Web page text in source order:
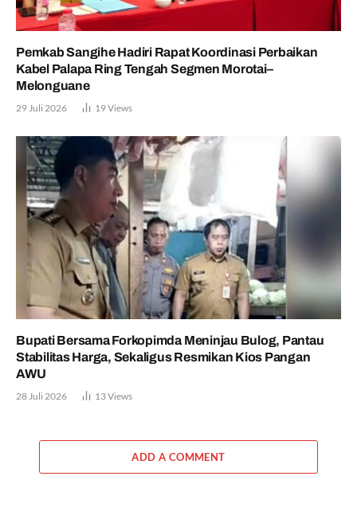
Pemkab Sangihe Hadiri Rapat Koordinasi Perbaikan
Kabel Palapa Ring Tengah Segmen Morotai–
Melonguane
29 Juli 2026 19Views
Bupati Bersama Forkopimda Meninjau Bulog, Pantau
Stabilitas Harga, Sekaligus Resmikan Kios Pangan
AWU
28 Juli 2026 13Views
ADD A COMMENT